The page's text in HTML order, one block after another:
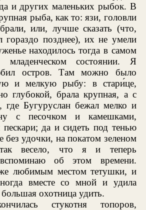
и других маленьких рыбок. В
рыба, как то: язи, головли
или, лучше сказать (что,
гораздо позднее), их не умели
находилось тогда в самом
младенческом состоянии. Я
остров. Там можно было
и мелкую рыбу: в стари́це,
глубокой, брала крупная, а с
где Бугуруслан бежал мелко и
с песочком и камешками,
пескари; да и сидеть под тенью
без удочки, на покатом зеленом
весело, что я и теперь
об этом времени.
любимым местом тетушки, и
вместе со мной и удила
охотница удить.
стукотня топоров,